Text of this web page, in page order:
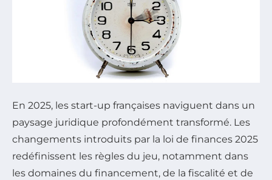
En 2025, les start-up françaises naviguent dans un
paysage juridique profondément transformé. Les
changements introduits par la loi de finances 2025
redéfinissent les règles du jeu, notamment dans
les domaines du financement, de la fiscalité et de